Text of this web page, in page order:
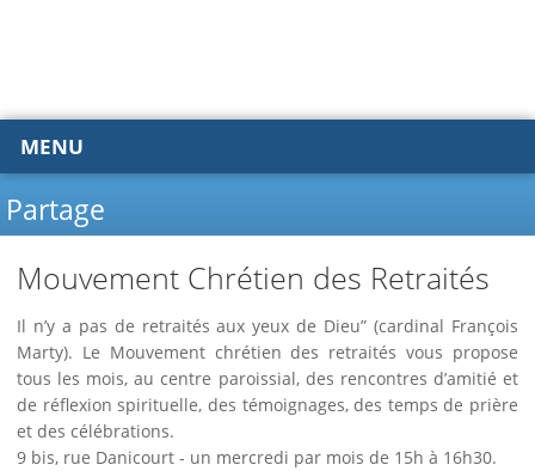
MENU
Partage
Mouvement Chrétien des Retraités
Il n’y a pas de retraités aux yeux de Dieu” (cardinal François
Marty). Le Mouvement chrétien des retraités vous propose
tous les mois, au centre paroissial, des rencontres d’amitié et
de réflexion spirituelle, des témoignages, des temps de prière
et des célébrations.
9 bis, rue Danicourt - un mercredi par mois de 15h à 16h30.